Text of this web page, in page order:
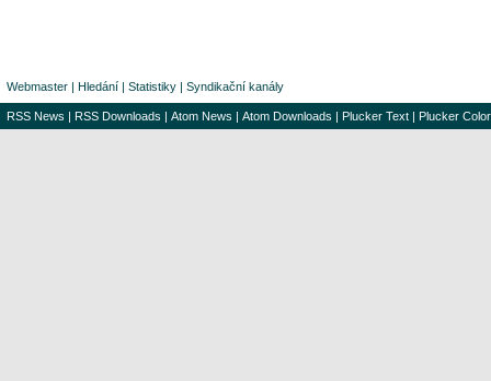
Webmaster | Hledání | Statistiky | Syndikační kanály
RSS News | RSS Downloads | Atom News | Atom Downloads | Plucker Text | Plucker Color